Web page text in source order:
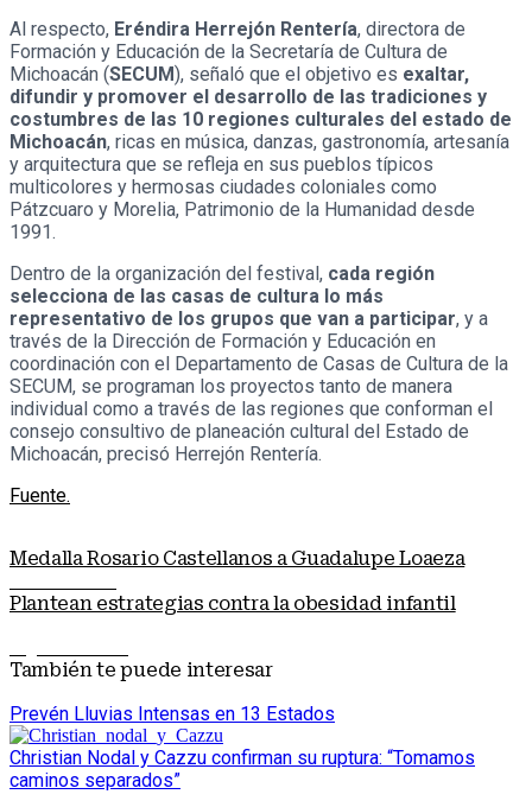
Al respecto, Eréndira Herrejón Rentería, directora de
Formación y Educación de la Secretaría de Cultura de
Michoacán (SECUM), señaló que el objetivo es exaltar,
difundir y promover el desarrollo de las tradiciones y
costumbres de las 10 regiones culturales del estado de
Michoacán, ricas en música, danzas, gastronomía, artesanía
y arquitectura que se refleja en sus pueblos típicos
multicolores y hermosas ciudades coloniales como
Pátzcuaro y Morelia, Patrimonio de la Humanidad desde
1991.
Dentro de la organización del festival, cada región
selecciona de las casas de cultura lo más
representativo de los grupos que van a participar, y a
través de la Dirección de Formación y Educación en
coordinación con el Departamento de Casas de Cultura de la
SECUM, se programan los proyectos tanto de manera
individual como a través de las regiones que conforman el
consejo consultivo de planeación cultural del Estado de
Michoacán, precisó Herrejón Rentería.
Fuente.
Medalla Rosario Castellanos a Guadalupe Loaeza
Plantean estrategias contra la obesidad infantil
También te puede interesar
Prevén Lluvias Intensas en 13 Estados
Christian Nodal y Cazzu confirman su ruptura: “Tomamos
caminos separados”